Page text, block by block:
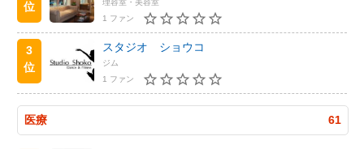
位
1 ファン
3
位
スタジオ ショウコ
ジム
1 ファン
医療 61